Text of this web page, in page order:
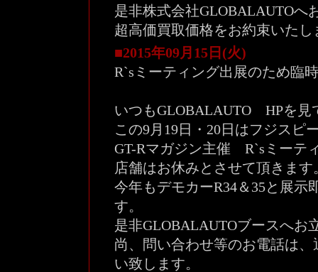
是非株式会社GLOBALAUTOへ
超高価買取価格をお約束いたし
■2015年09月15日(火)
R`sミーティング出展のため臨
いつもGLOBALAUTO HPを見
この9月19日・20日はフジスピ
GT-Rマガジン主催 R`sミーテ
店舗はお休みとさせて頂きます
今年もデモカーR34＆35と展示
す。
是非GLOBALAUTOブースへお
尚、問い合わせ等のお電話は、
い致します。